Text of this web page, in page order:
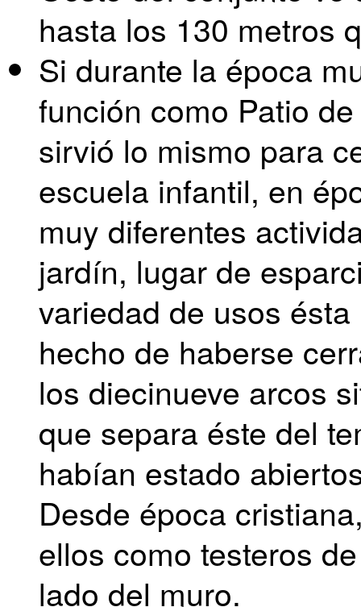
hasta los 130 metros
Si durante la época
función como Patio
sirvió lo mismo para
escuela infantil, en
muy diferentes
jardín, lugar de
variedad de usos
hecho de haberse
los diecinueve arcos
que separa éste del
habían estado
Desde época
ellos como testeros
lado del muro.